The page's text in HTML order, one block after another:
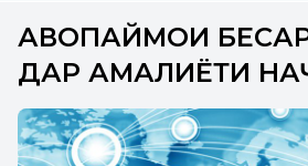
ҲАВОПАЙМОИ
ДАР АМАЛИЁТИ